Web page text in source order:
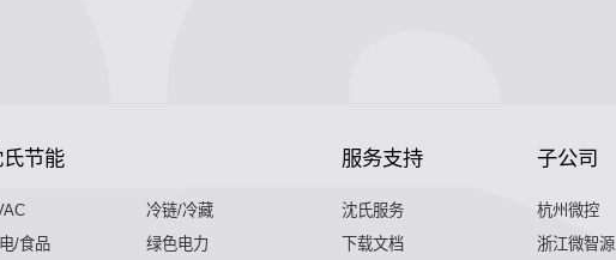
氏节能
冷链/冷藏
/食品
绿色电力
服务支持
沈氏服务
下载文档
子公司
杭州微控
浙江微智源